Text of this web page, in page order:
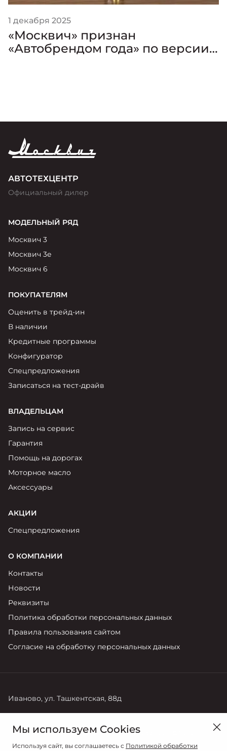
1 декабря 2025
«Москвич» признан
«Автобрендом года» по версии
АВТОТЕХЦЕНТР
Официальный дилер
МОДЕЛЬНЫЙ РЯД
Москвич 3
Москвич 3е
Москвич 6
ПОКУПАТЕЛЯМ
Оценить в трейд-ин
В наличии
Кредитные программы
Конфигуратор
Спецпредложения
Записаться на тест-драйв
ВЛАДЕЛЬЦАМ
Запись на сервис
Гарантия
Помощь на дорогах
Моторное масло
Аксессуары
АКЦИИ
Спецпредложения
О КОМПАНИИ
Контакты
Новости
Реквизиты
Политика обработки персональных данных
Правила пользования сайтом
Согласие на обработку персональных данных
Иваново, ул. Ташкентская, 88д
+7 (4932) 589-600 доб. 1 +7 (4932) 589-600 доб. 3
Мы используем Cookies
Используя сайт, вы соглашаетесь с Политикой обработки